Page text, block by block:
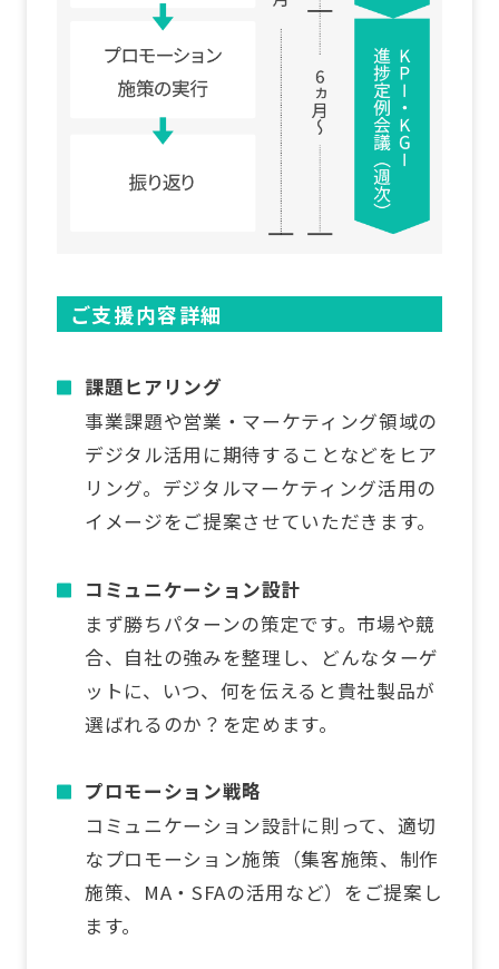
ご支援内容詳細
課題ヒアリング
事業課題や営業・マーケティング領域の
デジタル活用に期待することなどをヒア
リング。デジタルマーケティング活用の
イメージをご提案させていただきます。
コミュニケーション設計
まず勝ちパターンの策定です。市場や競
合、自社の強みを整理し、どんなターゲ
ットに、いつ、何を伝えると貴社製品が
選ばれるのか？を定めます。
プロモーション戦略
コミュニケーション設計に則って、適切
なプロモーション施策（集客施策、制作
施策、MA・SFAの活用など）をご提案し
ます。